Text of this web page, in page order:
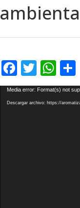
Facebook
Twitter
Reproductor
Media error: Format(s) not
Descargar archivo: https://